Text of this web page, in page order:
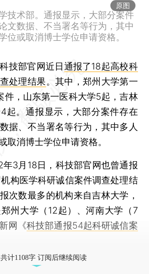
原图
技术部。通报显示，大部分案件
文数据、不当署名等行为，其中
位或取消博士学位申请资格。
科技部官网近日通报了18起高校科
处理结果。其中，郑州大学第一
件，山东第一医科大学5起，吉林
起。通报显示，大部分案件存在
据、不当署名等行为，其中多人
取消博士学位申请资格。
月18日，科技部官网也曾通报
构医学科研诚信案件调查处理结
次数最多的机构来自吉林大学，
州大学（12起）、河南大学（7
网《科技部通报54起科研诚信案
计1108字 订阅后继续阅读